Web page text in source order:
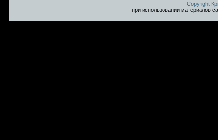
Copyright
при использовании материалов